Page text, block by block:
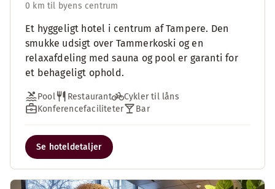
0 km til byens centrum
Et hyggeligt hotel i centrum af Tampere. Den
smukke udsigt over Tammerkoski og en
relaxafdeling med sauna og pool er garanti for
et behageligt ophold.
Pool Restaurant
Cykler til låns
Konferencefaciliteter
Bar
Se hoteldetaljer